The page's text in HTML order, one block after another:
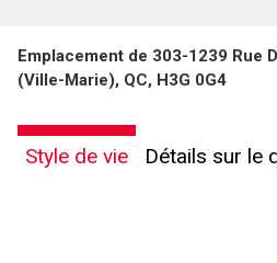
Emplacement de 303-1239 Rue
(Ville-Marie), QC, H3G 0G4
Style de vie Détails sur le